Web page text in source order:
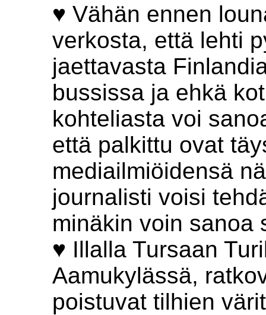
♥ Vähän ennen
verkosta, että lehti
jaettavasta
bussissa ja ehkä
kohteliasta voi
että palkittu ovat
mediailmiöidensä
journalisti voisi
minäkin voin sanoa
♥ Illalla Tursaan
Aamukylässä,
poistuvat tilhien